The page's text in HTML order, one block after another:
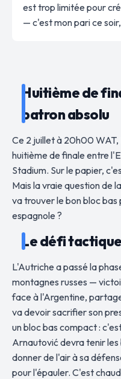
est trop limitée pour
— c'est mon pari ce
Huitième de
patron absolu
Ce 2 juillet à 20h00 WAT,
huitième de finale entre
Stadium. Sur le papier,
Mais la vraie question de
va trouver le bon bloc
espagnole ?
Le défi
L'Autriche a passé la
montagnes russes —
face à l'Argentine,
va devoir sacrifier son
un bloc bas compact :
Arnautović devra tenir
donner de l'air à sa
pour l'épauler. C'est